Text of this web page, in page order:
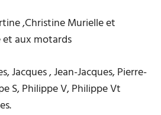
,Christine Murielle et
aux motards
Jacques , Jean-Jacques, Pierre-
S, Philippe V, Philippe Vt